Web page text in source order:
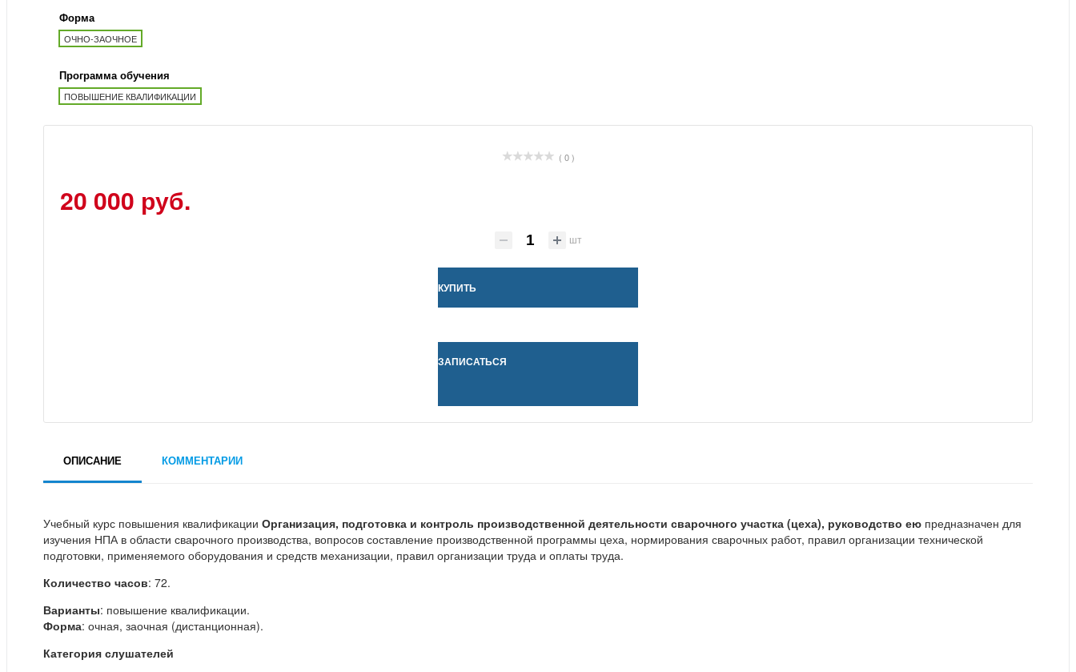
Форма
ОЧНО-ЗАОЧНОЕ
Программа обучения
ПОВЫШЕНИЕ КВАЛИФИКАЦИИ
( 0 )
20 000 руб.
шт
КУПИТЬ
ЗАПИСАТЬСЯ
ОПИСАНИЕ КОММЕНТАРИИ
Учебный курс повышения квалификации Организация, подготовка и контроль производственной деятельности сварочного участка (цеха), руководство ею предназначен для
изучения НПА в области сварочного производства, вопросов составление производственной программы цеха, нормирования сварочных работ, правил организации технической
подготовки, применяемого оборудования и средств механизации, правил организации труда и оплаты труда.
Количество часов: 72.
Варианты: повышение квалификации.
Форма: очная, заочная (дистанционная).
Категория слушателей